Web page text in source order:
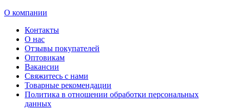
О компании
Контакты
О нас
Отзывы покупателей
Оптовикам
Вакансии
Свяжитесь с нами
Товарные рекомендации
Политика в отношении обработки персональных
данных